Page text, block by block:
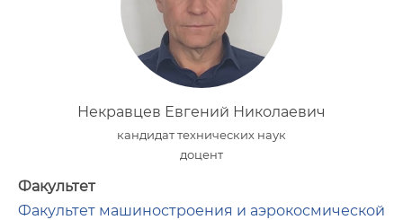
Некравцев Евгений Николаевич
кандидат технических наук
доцент
Факультет
Факультет машиностроения и аэрокосмической